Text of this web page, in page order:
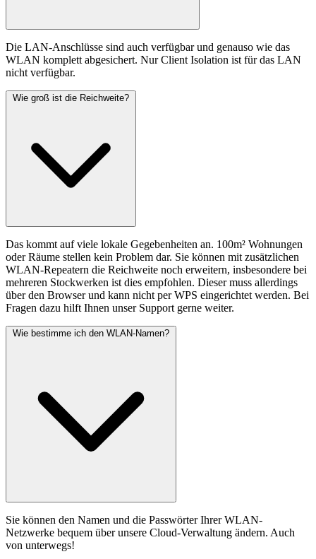
Die LAN-Anschlüsse sind auch verfügbar und genauso wie das
WLAN komplett abgesichert. Nur Client Isolation ist für das LAN
nicht verfügbar.
Wie groß ist die Reichweite?
Das kommt auf viele lokale Gegebenheiten an. 100m² Wohnungen
oder Räume stellen kein Problem dar. Sie können mit zusätzlichen
WLAN-Repeatern die Reichweite noch erweitern, insbesondere bei
mehreren Stockwerken ist dies empfohlen. Dieser muss allerdings
über den Browser und kann nicht per WPS eingerichtet werden. Bei
Fragen dazu hilft Ihnen unser Support gerne weiter.
Wie bestimme ich den WLAN-Namen?
Sie können den Namen und die Passwörter Ihrer WLAN-
Netzwerke bequem über unsere Cloud-Verwaltung ändern. Auch
von unterwegs!